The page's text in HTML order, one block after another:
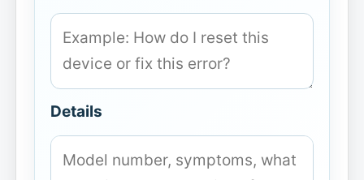
Details